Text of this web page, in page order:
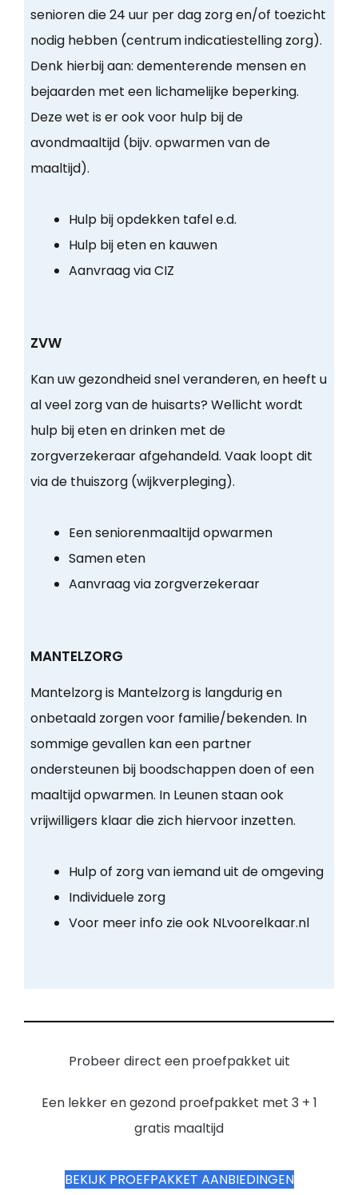
senioren die 24 uur per dag zorg en/of toezicht
nodig hebben (centrum indicatiestelling zorg).
Denk hierbij aan: dementerende mensen en
bejaarden met een lichamelijke beperking.
Deze wet is er ook voor hulp bij de
avondmaaltijd (bijv. opwarmen van de
maaltijd).
Hulp bij opdekken tafel e.d.
Hulp bij eten en kauwen
Aanvraag via CIZ
ZVW
Kan uw gezondheid snel veranderen, en heeft u
al veel zorg van de huisarts? Wellicht wordt
hulp bij eten en drinken met de
zorgverzekeraar afgehandeld. Vaak loopt dit
via de thuiszorg (wijkverpleging).
Een seniorenmaaltijd opwarmen
Samen eten
Aanvraag via zorgverzekeraar
MANTELZORG
Mantelzorg is Mantelzorg is langdurig en
onbetaald zorgen voor familie/bekenden. In
sommige gevallen kan een partner
ondersteunen bij boodschappen doen of een
maaltijd opwarmen. In Leunen staan ook
vrijwilligers klaar die zich hiervoor inzetten.
Hulp of zorg van iemand uit de omgeving
Individuele zorg
Voor meer info zie ook NLvoorelkaar.nl
Probeer direct een proefpakket uit
Een lekker en gezond proefpakket met 3 + 1
gratis maaltijd
BEKIJK PROEFPAKKET AANBIEDINGEN